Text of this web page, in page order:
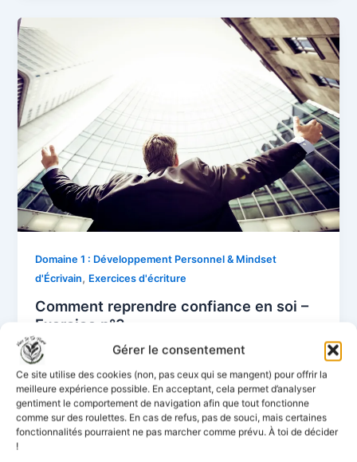
Gérer le consentement
Ce site utilise des cookies (non, pas ceux qui se mangent) pour offrir la
meilleure expérience possible. En acceptant, cela permet d’analyser
gentiment le comportement de navigation afin que tout fonctionne
comme sur des roulettes. En cas de refus, pas de souci, mais certaines
fonctionnalités pourraient ne pas marcher comme prévu. À toi de décider
!
Domaine 1 : Développement Personnel & Mindset
d'Écrivain, Exercices d'écriture
Comment reprendre confiance en soi –
Exercice n°3
Mike Karnavel 20 octobre 2024
Apprend à reprendre confiance en soi comme Harry
Potter ✨ et booster ton écriture. Créer des histoires
inoubliables 📚.